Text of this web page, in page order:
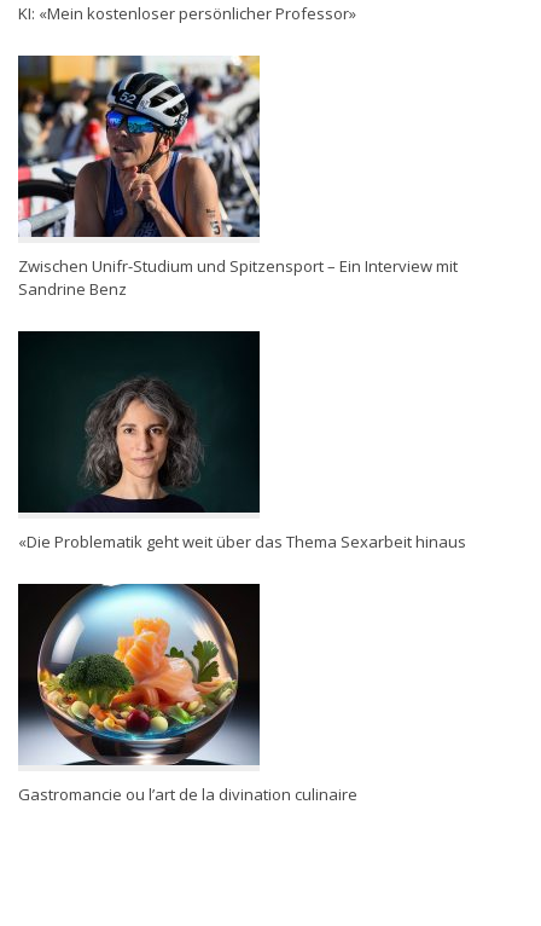
KI: «Mein kostenloser persönlicher Professor»
Zwischen Unifr-Studium und Spitzensport – Ein Interview mit
Sandrine Benz
«Die Problematik geht weit über das Thema Sexarbeit hinaus
Gastromancie ou l’art de la divination culinaire